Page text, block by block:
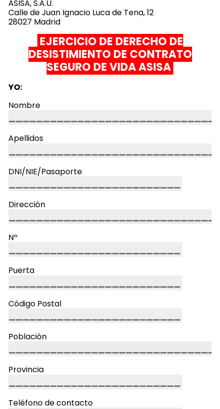
ASISA, S.A.U.
Calle de Juan Ignacio Luca de Tena, 12
28027 Madrid
EJERCICIO DE DERECHO DE
DESISTIMIENTO DE CONTRATO
SEGURO DE VIDA ASISA
YO:
Nombre
Apellidos
DNI/NIE/Pasaporte
Dirección
Nº
Puerta
Código Postal
Población
Provincia
Teléfono de contacto